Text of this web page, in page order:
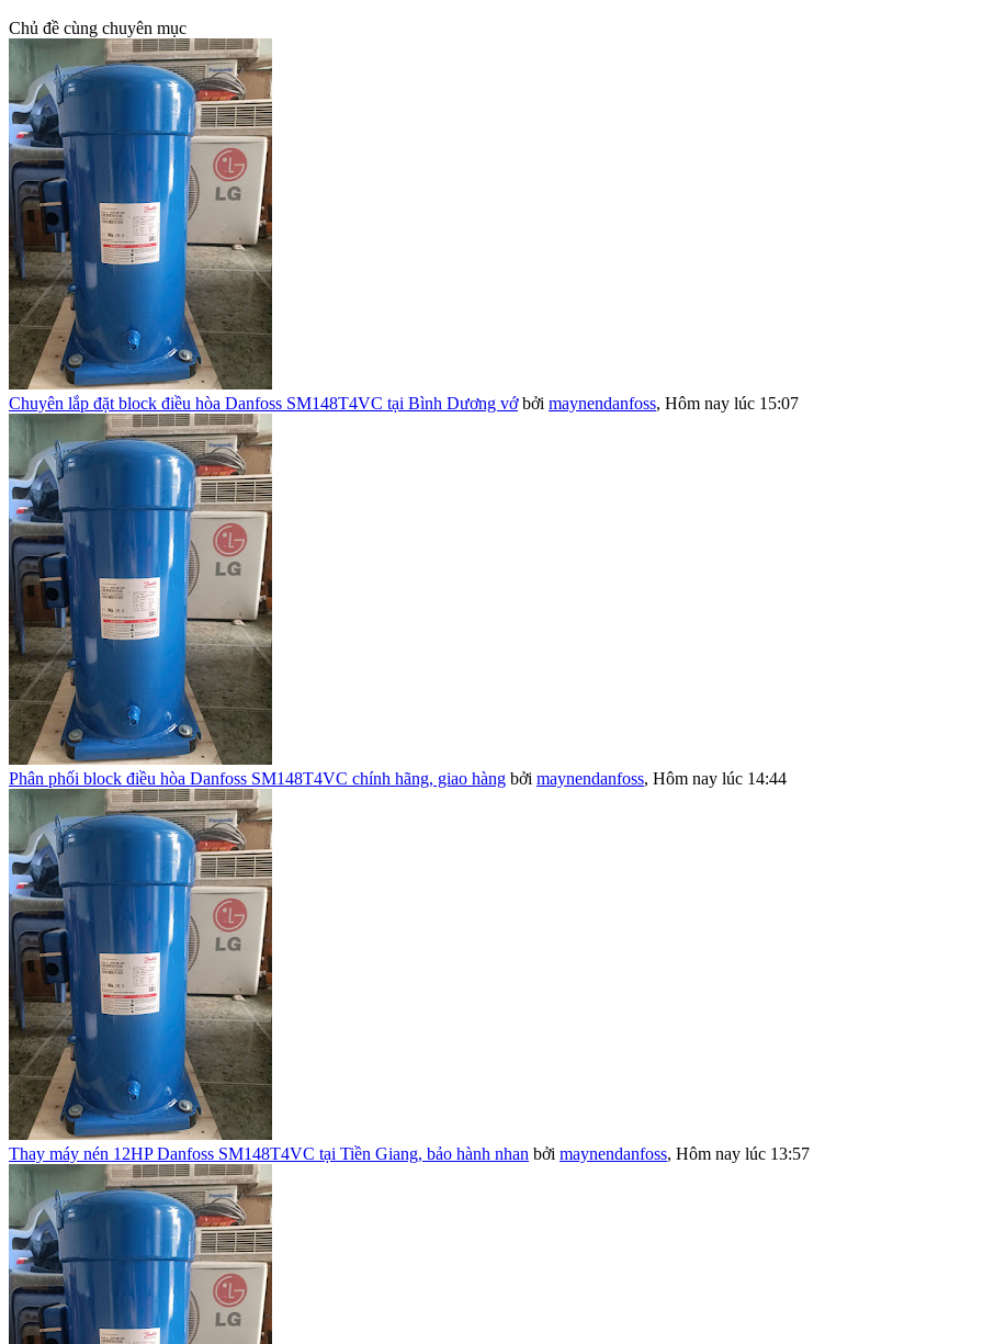
Chủ đề cùng chuyên mục
Chuyên lắp đặt block điều hòa Danfoss SM148T4VC tại Bình Dương vớ bởi maynendanfoss, Hôm nay lúc 15:07
Phân phối block điều hòa Danfoss SM148T4VC chính hãng, giao hàng bởi maynendanfoss, Hôm nay lúc 14:44
Thay máy nén 12HP Danfoss SM148T4VC tại Tiền Giang, bảo hành nhan bởi maynendanfoss, Hôm nay lúc 13:57